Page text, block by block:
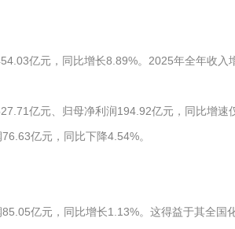
亿元，同比增长8.89%。2025年全年收
亿元、归母净利润194.92亿元，同比增速
亿元，同比下降4.54%。
亿元，同比增长1.13%。这得益于其全